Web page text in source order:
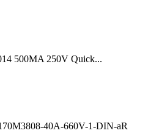
500MA 250V Quick...